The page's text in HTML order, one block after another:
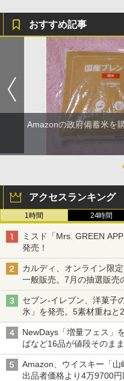
おすすめ記事
Amazonの政府備蓄米を
アクセスランキング
1時間 24時間
ミスド「Mrs. GREEN
発売！
カルディ、オンライン限
一般販売。7月の抽選販売
セブン-イレブン、洋菓子
氷」を発売。5素材重ねと
NewDays「増量フェス」
ばなど16品が値段そのま
Amazon、ウイスキー「山
出品者価格より4万9700